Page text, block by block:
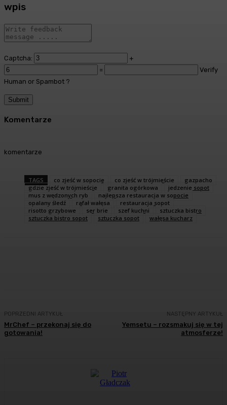
wpis
Captcha:
+
=
Verify
Human or Spambot ?
Komentarze
komentarze
TAGS co zjeść w sopocie co zjeść w trójmieście
gazpacho
gdzie zjeść w trójmieście
granita ogórkowa
jedzenie sopot
mus z wędzonych ryb
najlepsza restauracja w sopocie
opalany śledź
rafał wałęsa
restauracja sopot
risotto grzybowe
ser brie szef kuchni
sztuczka bistro
sztuczka bistro sopot
sztuczka sopot wałęsa kucharz
POPRZEDNI ARTYKUŁ
MrChef – przekonaj się do
gotowania!
NASTĘPNY ARTYKUŁ
Yemsetu – rozsmakuj się w tej
atmosferze!